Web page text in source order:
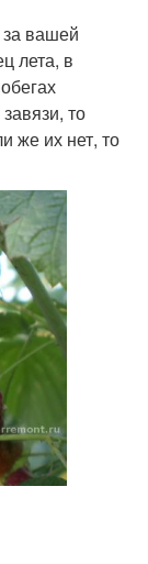
вашей
лета, в
то
же их нет, то